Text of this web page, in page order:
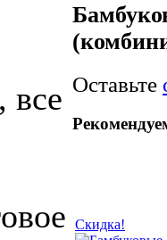
все Оставьте
Скидка!